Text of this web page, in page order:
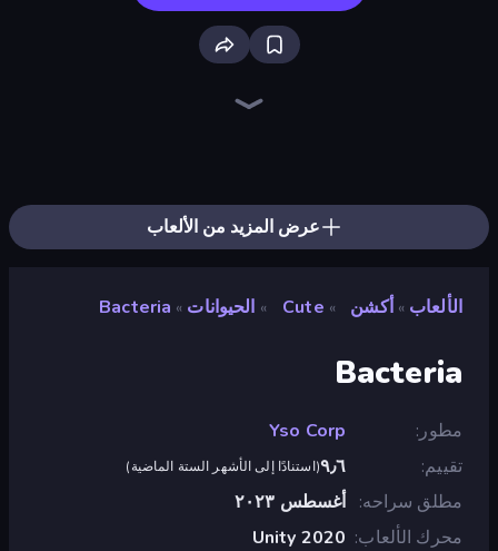
عرض المزيد من الألعاب
الألعاب » أكشن »
Cute
» الحيوانات »
Bacteria
Bacteria
مطور
Yso Corp
تقييم
٩٫٦(استنادًا إلى الأشهر الستة الماضية)
مطلق سراحه
أغسطس ٢٠٢٣
محرك الألعاب Unity 2020